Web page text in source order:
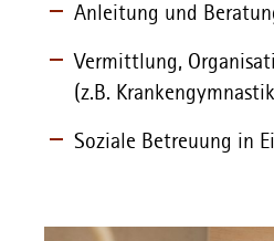
Anleitung und
Vermittlung,
(z.B.
Soziale Betreuung in